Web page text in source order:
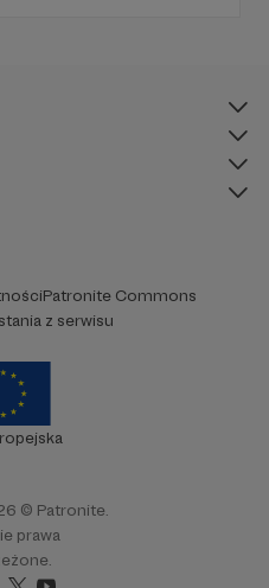
Patronite Commons
z serwisu
© Patronite.
prawa